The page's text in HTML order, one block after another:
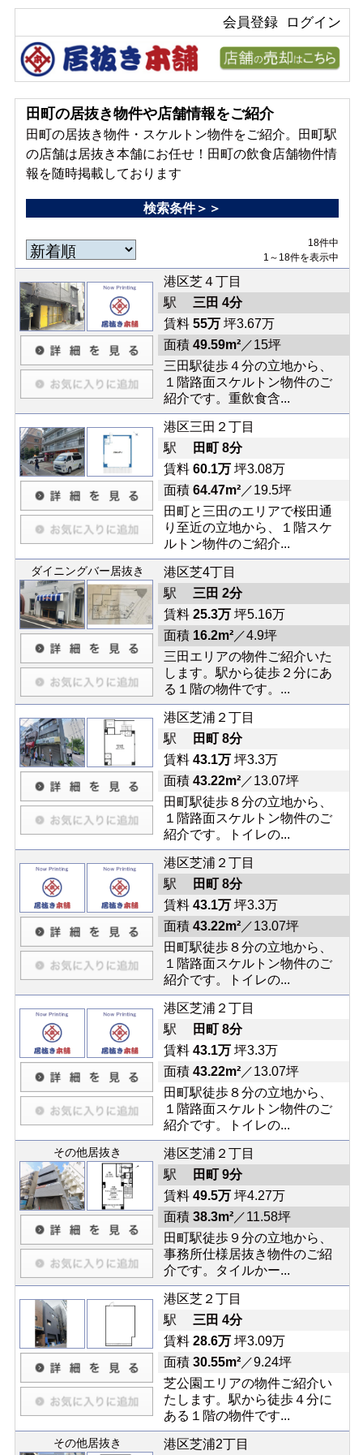
ログイン
会員登録
田町の居抜き物件や店舗情報をご紹介
田町の居抜き物件・スケルトン物件をご紹介。田町駅
の店舗は居抜き本舗にお任せ！田町の飲食店舗物件情
報を随時掲載しております
検索条件＞＞
18件中
1～18件を表示中
港区芝４丁目
駅 三田 4分
賃料 55万坪3.67万
面積 49.59m²／15坪
三田駅徒歩４分の立地から、
１階路面スケルトン物件のご
紹介です。重飲食含...
港区三田２丁目
駅
田町 8分
賃料 60.1万坪3.08万
面積 64.47m²／19.5坪
田町と三田のエリアで桜田通
り至近の立地から、１階スケ
ルトン物件のご紹介...
ダイニングバー居抜き
港区芝4丁目
駅 三田 2分
賃料 25.3万坪5.16万
面積 16.2m²／4.9坪
三田エリアの物件ご紹介いた
します。駅から徒歩２分にあ
る１階の物件です。...
港区芝浦２丁目
駅
田町 8分
賃料 43.1万坪3.3万
面積 43.22m²／13.07坪
田町駅徒歩８分の立地から、
１階路面スケルトン物件のご
紹介です。トイレの...
港区芝浦２丁目
駅
田町 8分
賃料 43.1万坪3.3万
面積 43.22m²／13.07坪
田町駅徒歩８分の立地から、
１階路面スケルトン物件のご
紹介です。トイレの...
港区芝浦２丁目
駅
田町 8分
賃料 43.1万坪3.3万
面積 43.22m²／13.07坪
田町駅徒歩８分の立地から、
１階路面スケルトン物件のご
紹介です。トイレの...
その他居抜き
港区芝浦２丁目
駅
田町 9分
賃料 49.5万坪4.27万
面積 38.3m²／11.58坪
田町駅徒歩９分の立地から、
事務所仕様居抜き物件のご紹
介です。タイルかー...
港区芝２丁目
駅 三田 4分
賃料 28.6万坪3.09万
面積 30.55m²／9.24坪
芝公園エリアの物件ご紹介い
たします。駅から徒歩４分に
ある１階の物件です...
その他居抜き 港区芝浦2丁目